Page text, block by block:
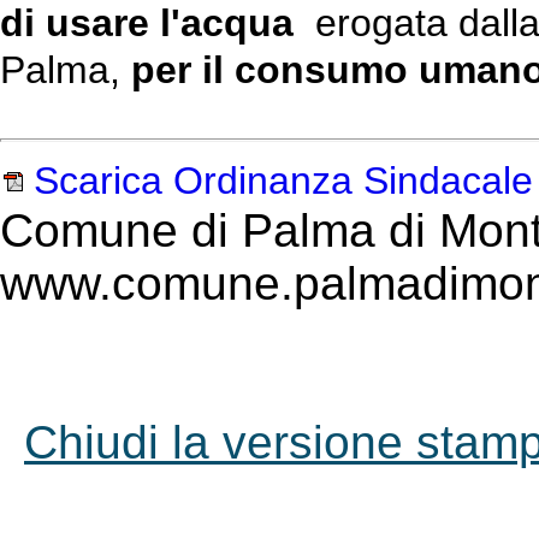
di usare l'acqua erogata
Palma, per il consumo
Scarica Ordinanza
Comune di Palma di
Chiudi la versione